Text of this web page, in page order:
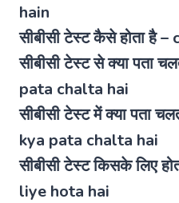
hain
सीबीसी टेस्ट कैसे होता है
सीबीसी टेस्ट से क्या पता
pata chalta hai
सीबीसी टेस्ट में क्या पता
kya pata chalta hai
सीबीसी टेस्ट किसके लिए
liye hota hai